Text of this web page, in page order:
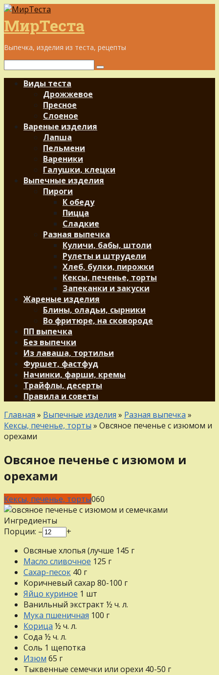
Перейти
к
контенту
МирТеста
Выпечка, изделия из теста, рецепты
Поиск:
Виды теста
Дрожжевое
Пресное
Слоеное
Вареные изделия
Лапша
Пельмени
Вареники
Галушки, клецки
Выпечные изделия
Пироги
К обеду
Пицца
Сладкие
Разная выпечка
Куличи, бабы, штоли
Рулеты и штрудели
Хлеб, булки, пирожки
Кексы, печенье, торты
Запеканки и закуски
Жареные изделия
Блины, оладьи, сырники
Во фритюре, на сковороде
ПП выпечка
Без выпечки
Из лаваша, тортильи
Фуршет, фастфуд
Начинки, фарши, кремы
Трайфлы, десерты
Правила и советы
Главная » Выпечные изделия » Разная выпечка »
Кексы, печенье, торты » Овсяное печенье с изюмом и
орехами
Овсяное печенье с изюмом и
орехами
Кексы, печенье, торты060
Ингредиенты
Порции: –
+
Овсяные хлопья (лучше 145 г
Масло сливочное 125 г
Сахар-песок 40 г
Коричневый сахар 80-100 г
Яйцо куриное 1 шт
Ванильный экстракт ½ ч. л.
Мука пшеничная 100 г
Корица ½ ч. л.
Сода ½ ч. л.
Соль 1 щепотка
Изюм 65 г
Тыквенные семечки или орехи 40-50 г